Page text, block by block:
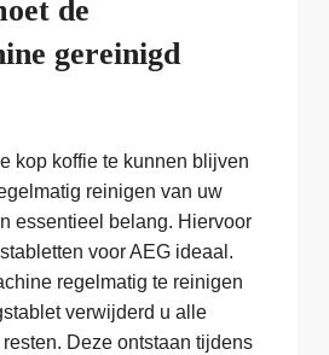
de
gereinigd
kop koffie te kunnen blijven
reinigen van uw
essentieel belang. Hiervoor
voor AEG ideaal.
regelmatig te reinigen
verwijderd u alle
Deze ontstaan tijdens